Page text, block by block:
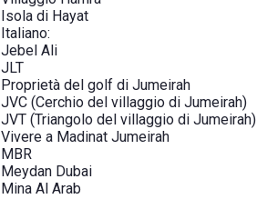
Isola di Hayat
Italiano:
Jebel Ali
JLT
Proprietà del golf di Jumeirah
JVC (Cerchio del villaggio di Jumeirah)
JVT (Triangolo del villaggio di Jumeirah)
Vivere a Madinat Jumeirah
MBR
Meydan Dubai
Mina Al Arab